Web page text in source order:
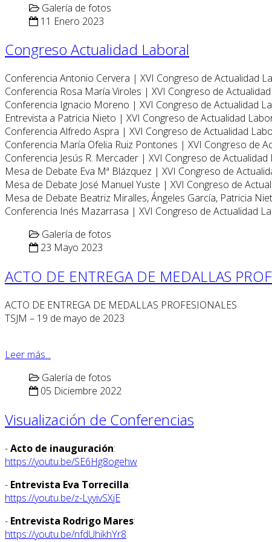
Galería de fotos
11 Enero 2023
Congreso Actualidad Laboral
Conferencia Antonio Cervera | XVI Congreso de Actualidad
Conferencia Rosa María Viroles | XVI Congreso de
Conferencia Ignacio Moreno | XVI Congreso de Actualidad
Entrevista a Patricia Nieto | XVI Congreso de Actualidad
Conferencia Alfredo Aspra | XVI Congreso de Actualidad
Conferencia María Ofelia Ruiz Pontones | XVI Congreso de
Conferencia Jesús R. Mercader | XVI Congreso de Actualidad
Mesa de Debate Eva Mª Blázquez | XVI Congreso de
Mesa de Debate José Manuel Yuste | XVI Congreso de
Mesa de Debate Beatriz Miralles, Ángeles García, Patricia
Conferencia Inés Mazarrasa | XVI Congreso de Actualidad
Galería de fotos
23 Mayo 2023
ACTO DE ENTREGA DE MEDALLAS
ACTO DE ENTREGA DE MEDALLAS PROFESIONALES
TSJM – 19 de mayo de 2023
Leer más...
Galería de fotos
05 Diciembre 2022
Visualización de Conferencias
-Acto de inauguración:
https://youtu.be/SE6Hg8ogehw
- Entrevista Eva Torrecilla:
https://youtu.be/z-LyyivSXjE
- Entrevista Rodrigo Mares:
https://youtu.be/nfdUhikhYr8